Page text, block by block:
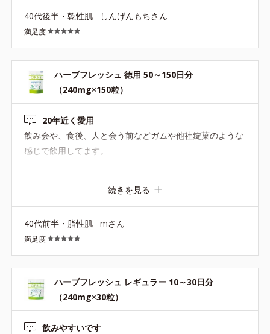
40代後半・乾性肌 しんげんもちさん
満足度
ハーブフレッシュ 徳用 50～150日分
（240mg×150粒）
20年近く愛用
飲み会や、食後、人と会う前などガムや他社錠菓のような
感じで飲用してます。
続きを見る
40代前半・脂性肌 mさん
満足度
ハーブフレッシュ レギュラー 10～30日分
（240mg×30粒）
飲みやすいです